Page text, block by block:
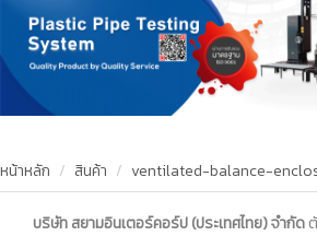
HOME
PRODUCT
OUR CLIENTS
OUR WORKS
CALIBRATION
หน้าหลัก สินค้า ventilated-balance-
บริษัท สยามอินเตอร์คอร์ป (ประเทศไทย) จำกัด